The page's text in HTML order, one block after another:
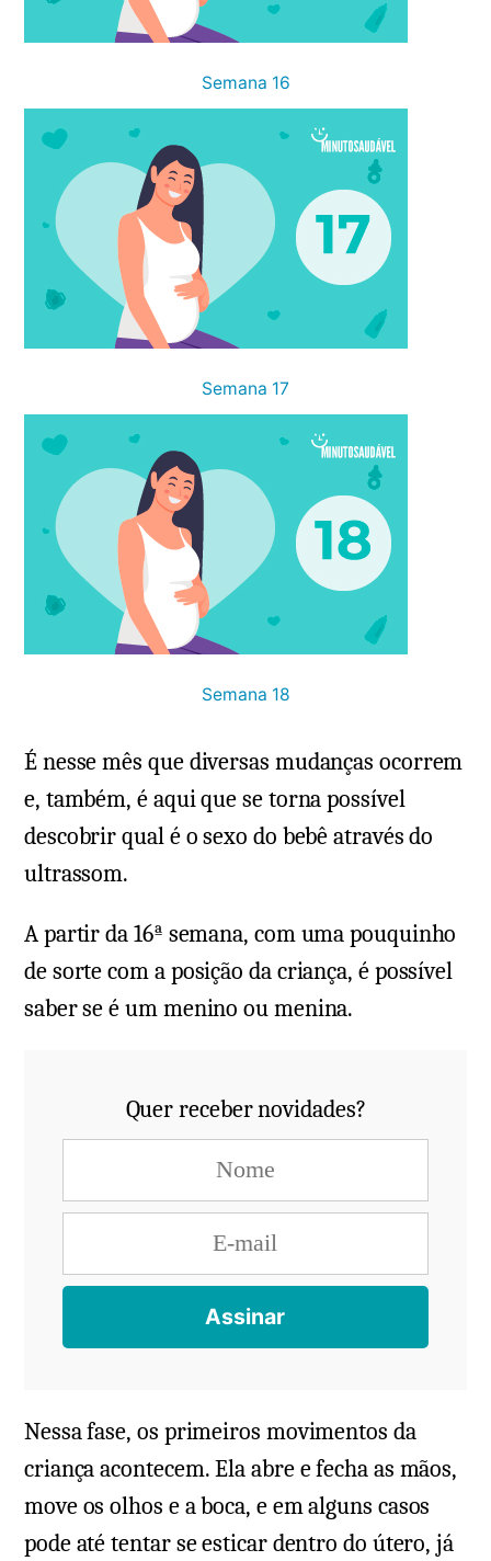
Semana 16
Semana 17
Semana 18
É nesse mês que diversas mudanças ocorrem
e, também, é aqui que se torna possível
descobrir qual é o sexo do bebê através do
ultrassom.
A partir da 16ª semana, com uma pouquinho
de sorte com a posição da criança, é possível
saber se é um menino ou menina.
Quer receber novidades?
Nessa fase, os primeiros movimentos da
criança acontecem. Ela abre e fecha as mãos,
move os olhos e a boca, e em alguns casos
pode até tentar se esticar dentro do útero, já